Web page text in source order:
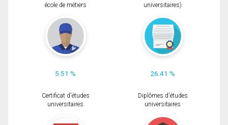
école de métiers
5.51 %
universitaires)
26.41 %
Certificat d'études
universitaires
Diplômes d'études
universitaires